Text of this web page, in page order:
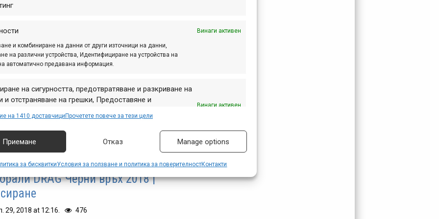
Винаги активен
и комбиниране на данни от други източници на данни,
на различни устройства, Идентифициране на устройства на
автоматично предавана информация.
на сигурността, предотвратяване и разкриване на
и отстраняване на грешки, Предоставяне и
на избори за поверителност.
Винаги активен
на 1410 доставчици Прочетете повече за тези цели
Приемане Отказ Manage options
за бисквиткиУсловия за ползване и политика за поверителностКонтакти
състезание край Банско със странното
Драгалевци 2019 – класиране
кръг от Българските ХСО серии се проведе
до трето място в различните категории
така:
DRAG Черни връх 2018 |
29, 2018 at 12:16. 476